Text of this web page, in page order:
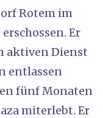
Rotem im
Er
aktiven Dienst
entlassen
fünf Monaten
miterlebt. Er